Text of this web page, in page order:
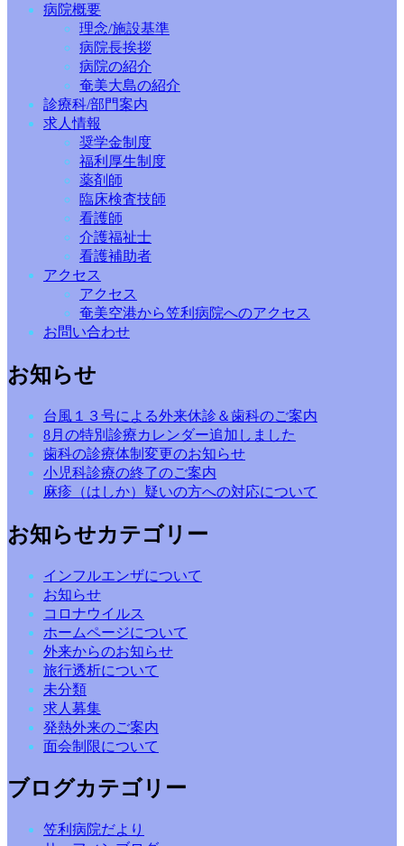
病院概要
理念/施設基準
病院長挨拶
病院の紹介
奄美大島の紹介
診療科/部門案内
求人情報
奨学金制度
福利厚生制度
薬剤師
臨床検査技師
看護師
介護福祉士
看護補助者
アクセス
アクセス
奄美空港から笠利病院へのアクセス
お問い合わせ
お知らせ
台風１３号による外来休診＆歯科のご案内
8月の特別診療カレンダー追加しました
歯科の診療体制変更のお知らせ
小児科診療の終了のご案内
麻疹（はしか）疑いの方への対応について
お知らせカテゴリー
インフルエンザについて
お知らせ
コロナウイルス
ホームページについて
外来からのお知らせ
旅行透析について
未分類
求人募集
発熱外来のご案内
面会制限について
ブログカテゴリー
笠利病院だより